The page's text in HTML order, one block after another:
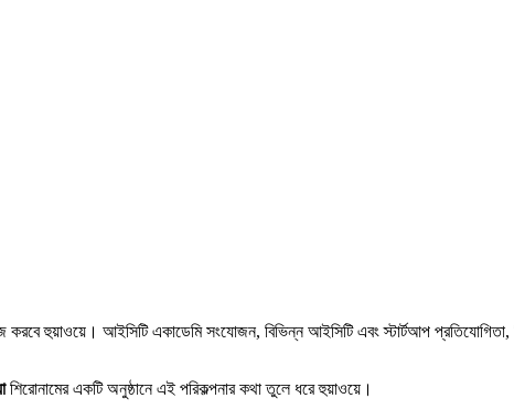
করবে হুয়াওয়ে। আইসিটি একাডেমি সংযোজন, বিভিন্ন আইসিটি এবং স্টার্টআপ
শিরোনামের একটি অনুষ্ঠানে এই পরিকল্পনার কথা তুলে ধরে হুয়াওয়ে।